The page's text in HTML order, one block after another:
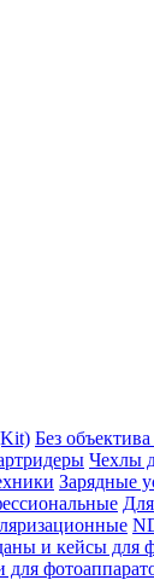
Без
Чехлы
Зарядные
и кейсы для
для